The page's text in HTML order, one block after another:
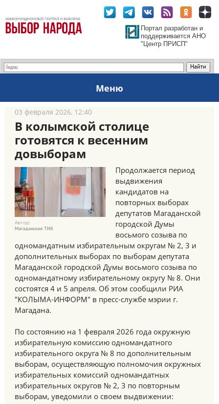
Портал разработан и
поддерживается АНО
"Центр ПРИСП"
Меню
03 февраля 2026, 12:40
В колымской столице
готовятся к весенним
довыборам
Автор:
Магаданская ТИК
Продолжается период
выдвижения
кандидатов на
повторных выборах
депутатов Магаданской
городской Думы
восьмого созыва по
одномандатным избирательным округам № 2, 3 и
дополнительных выборах по выборам депутата
Магаданской городской Думы восьмого созыва по
одномандатному избирательному округу № 8. Они
состоятся 4 и 5 апреля. Об этом сообщили РИА
"КОЛЫМА-ИНФОРМ" в пресс-службе мэрии г.
Магадана.
По состоянию на 1 февраля 2026 года окружную
избирательную комиссию одномандатного
избирательного округа № 8 по дополнительным
выборам, осуществляющую полномочия окружных
избирательных комиссий одномандатных
избирательных округов № 2, 3 по повторным
выборам, уведомили о своем выдвижении: